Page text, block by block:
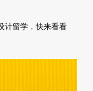
计留学，快来看看